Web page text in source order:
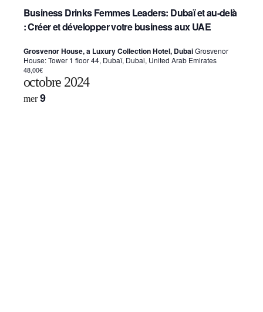
Business Drinks Femmes Leaders: Dubaï et au-delà
: Créer et développer votre business aux UAE
Grosvenor House, a Luxury Collection Hotel, DubaiGrosvenor
House: Tower 1 floor 44, Dubaï, Dubai, United Arab Emirates
48,00€
octobre 2024
mer9